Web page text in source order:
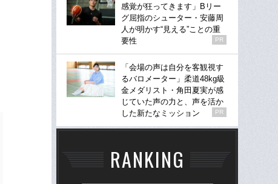
感覚が狂ってきます」Bリー
グ屈指のシューター・安藤周
人が明かす“見える”ことの重
要性
PR
「会場の声は自分を客観視す
るバロメーター」柔道48kg級
金メダリスト・角田夏実が感
じていた声の力と、声を活か
した新たなミッション
PR
RANKING